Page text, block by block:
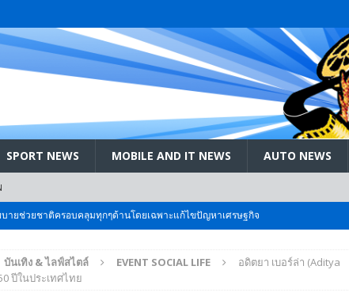
SPORT NEWS MOBILE AND IT NEWS AUTO NEWS
ยช่วยชาติครอบคลุมทุกๆด้านโดยเฉพาะแก้ไขปัญหาเศรษฐกิจ
Motor 2026 ที่คนรักรถ ไม่ควรพลาด 25 มีค. – 5
บันเทิง & ไลฟ์สไตล์ EVENT SOCIAL LIFE
อดิตยา เบอร์ล่า (Aditya
ปีในประเทศไทย